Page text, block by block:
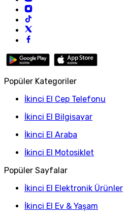
Popüler Kategoriler
İkinci El Cep Telefonu
İkinci El Bilgisayar
İkinci El Araba
İkinci El Motosiklet
Popüler Sayfalar
İkinci El Elektronik Ürünler
İkinci El Ev & Yaşam